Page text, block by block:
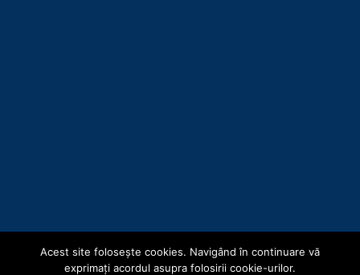
Copyright © Consiliul Județean Botoșani 2019
Acest site foloseşte cookies. Navigând în continuare vă
exprimaţi acordul asupra folosirii cookie-urilor.